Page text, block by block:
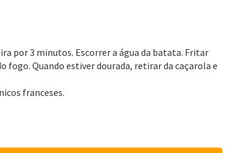
por 3 minutos. Escorrer a água da batata. Fritar
fogo. Quando estiver dourada, retirar da caçarola e
franceses.